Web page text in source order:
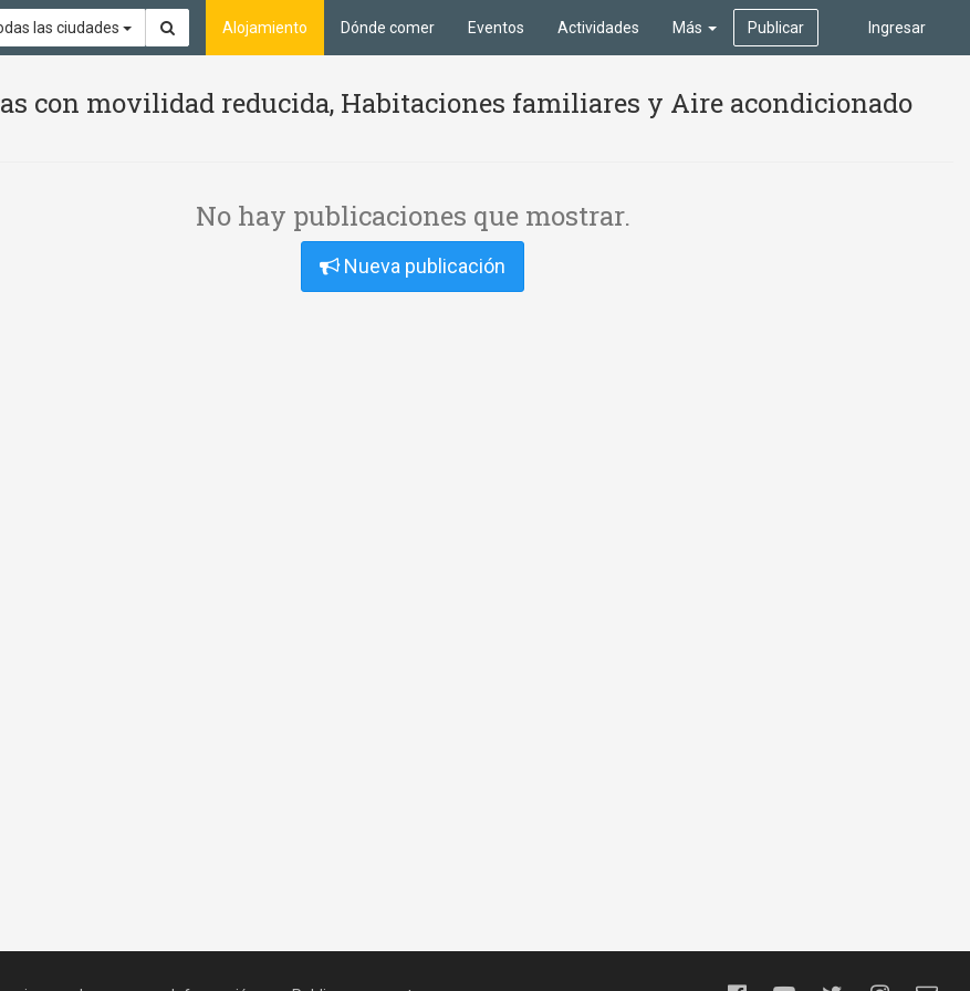
las ciudades Ingresar
Alojamiento Dónde comer Eventos Actividades Más Publicar
con movilidad reducida, Habitaciones familiares y Aire acondicionado
No hay publicaciones que mostrar.
Nueva publicación